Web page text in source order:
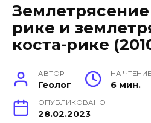
Землетрясение
рике и
коста-рике
АВТОР
Геолог
НА ЧТЕНИЕ
6 мин.
ОПУБЛИКОВАНО
28.02.2023